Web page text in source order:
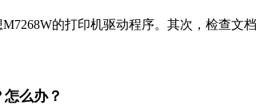
的打印机驱动程序。其次，检查文
么办？